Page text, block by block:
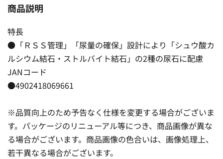
商品説明
特長
●「ＲＳＳ管理」「尿量の確保」設計により「シュウ酸カ
ルシウム結石・ストルバイト結石」の2種の尿石に配慮
JANコード
●4902418069661
※品質向上のため予告なく仕様を変更する場合がございま
す。パッケージのリニューアル等につき、商品画像が異な
る場合がございます。商品画像の色合いは、画像処理上、
若干異なる場合がございます。